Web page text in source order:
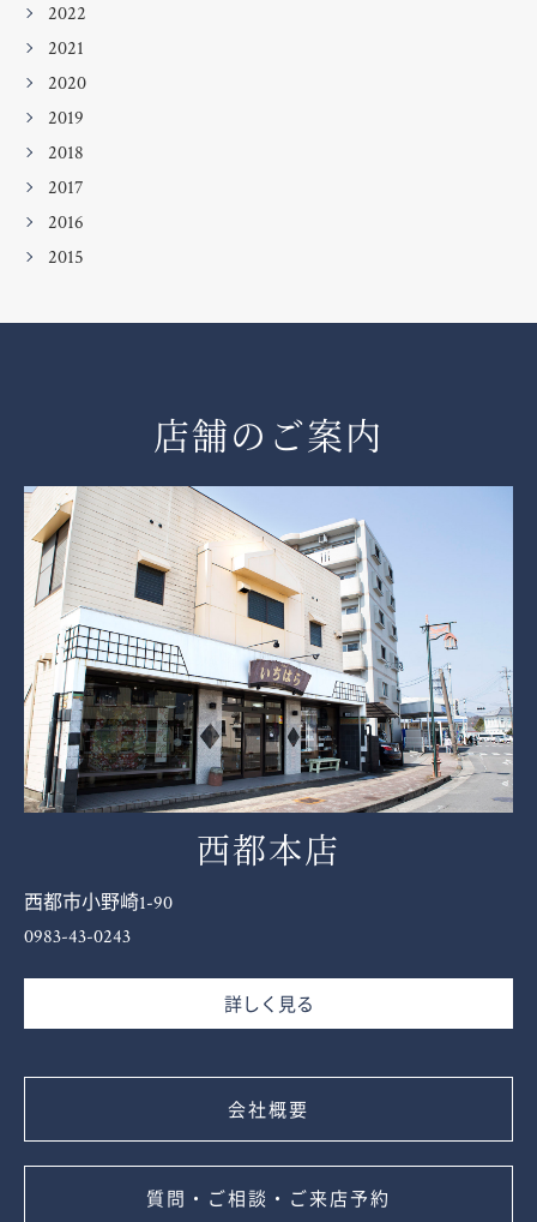
2022
2021
2020
2019
2018
2017
2016
2015
店舗のご案内
西都本店
西都市小野崎1-90
0983-43-0243
詳しく見る
会社概要
質問・ご相談・ご来店予約